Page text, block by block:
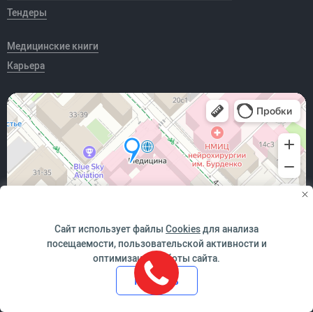
Тендеры
Медицинские книги
Карьера
*победитель Всероссийского конкурса "За качество и
безопасность медицинской деятельности" в номинации
"Медицинская организация - лидер в обеспечении качества и
Сайт использует файлы Cookiesдля анализа
посещаемости, пользовательской активности и
оптимизации работы сайта.
Принять